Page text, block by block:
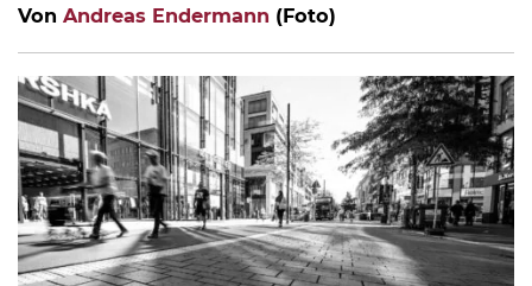
Von Andreas Endermann (Foto)